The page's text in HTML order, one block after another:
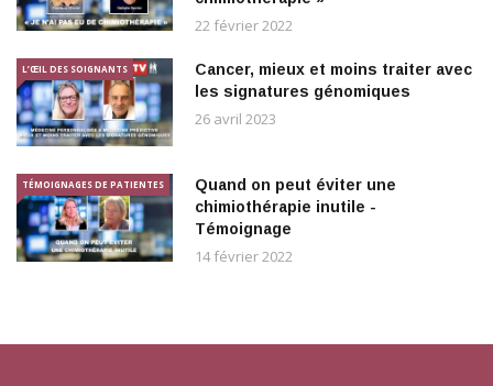
22 février 2022
L’ŒIL DES SOIGNANTS
Cancer, mieux et moins traiter avec
les signatures génomiques
26 avril 2023
TÉMOIGNAGES DE PATIENTES
Quand on peut éviter une
chimiothérapie inutile -
Témoignage
14 février 2022